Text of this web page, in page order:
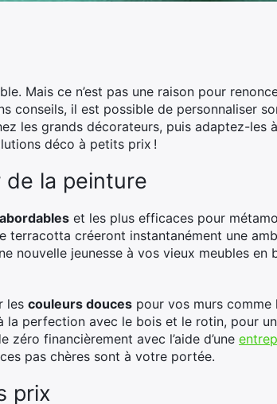
Mais ce n’est pas une raison pour
conseils, il est possible de personnaliser
les grands décorateurs, puis adaptez-les
déco à petits prix !
la peinture
et les plus efficaces pour
terracotta créeront instantanément une
nouvelle jeunesse à vos vieux meubles en
les couleurs douces pour vos murs comme
la perfection avec le bois et le rotin, pour
financièrement avec l’aide d’une
pas chères sont à votre portée.
prix